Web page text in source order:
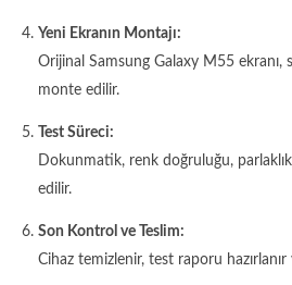
Yeni Ekranın Montajı:
Orijinal Samsung Galaxy M55 ekranı,
monte edilir.
Test Süreci:
Dokunmatik, renk doğruluğu,
edilir.
Son Kontrol ve Teslim:
Cihaz temizlenir, test raporu